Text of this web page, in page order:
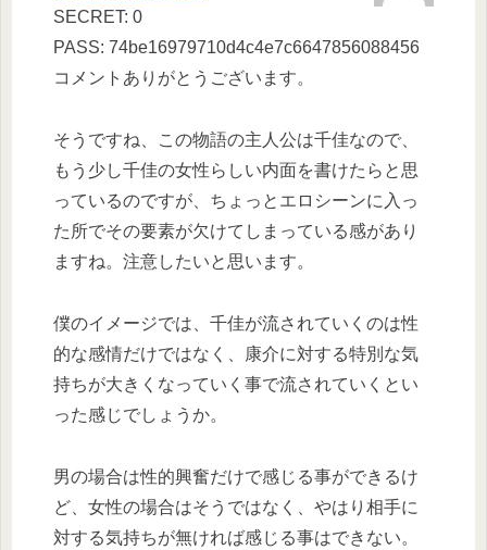
SECRET: 0
PASS: 74be16979710d4c4e7c6647856088456
コメントありがとうございます。
そうですね、この物語の主人公は千佳なので、
もう少し千佳の女性らしい内面を書けたらと思
っているのですが、ちょっとエロシーンに入っ
た所でその要素が欠けてしまっている感があり
ますね。注意したいと思います。
僕のイメージでは、千佳が流されていくのは性
的な感情だけではなく、康介に対する特別な気
持ちが大きくなっていく事で流されていくとい
った感じでしょうか。
男の場合は性的興奮だけで感じる事ができるけ
ど、女性の場合はそうではなく、やはり相手に
対する気持ちが無ければ感じる事はできない。